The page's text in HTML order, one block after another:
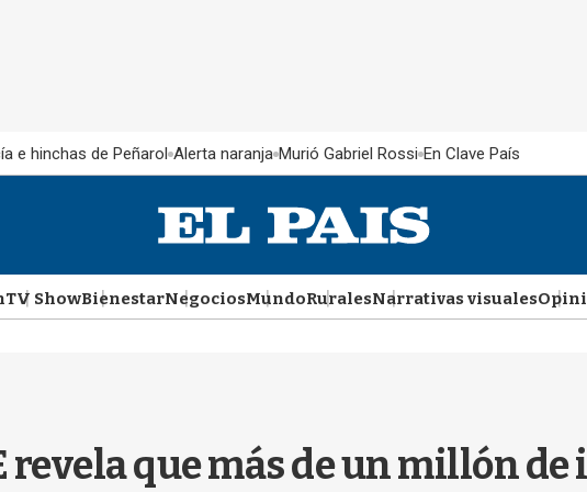
e hinchas de Peñarol Alerta naranja Murió Gabriel Rossi En Clave País
TV ShowBienestarNegociosMundoRuralesNarrativas visuales
revela que más de un millón